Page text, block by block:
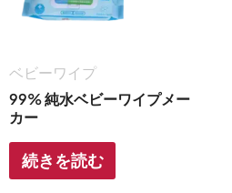
ベビーワイプ
99% 純水ベビーワイプメー
カー
続きを読む